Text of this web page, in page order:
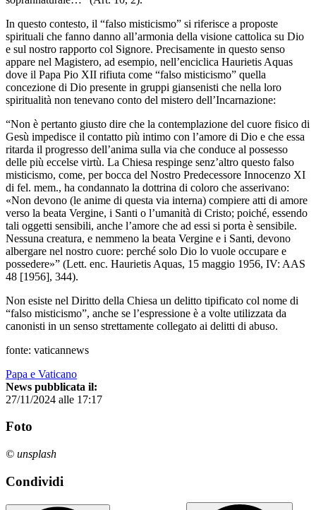
In questo contesto, il “falso misticismo” si riferisce a proposte
spirituali che fanno danno all’armonia della visione cattolica su Dio
e sul nostro rapporto col Signore. Precisamente in questo senso
appare nel Magistero, ad esempio, nell’enciclica Haurietis Aquas
dove il Papa Pio XII rifiuta come “falso misticismo” quella
concezione di Dio presente in gruppi giansenisti che nella loro
spiritualità non tenevano conto del mistero dell’Incarnazione:
“Non è pertanto giusto dire che la contemplazione del cuore fisico di
Gesù impedisce il contatto più intimo con l’amore di Dio e che essa
ritarda il progresso dell’anima sulla via che conduce al possesso
delle più eccelse virtù. La Chiesa respinge senz’altro questo falso
misticismo, come, per bocca del Nostro Predecessore Innocenzo XI
di fel. mem., ha condannato la dottrina di coloro che asserivano:
«Non devono (le anime di questa via interna) compiere atti di amore
verso la beata Vergine, i Santi o l’umanità di Cristo; poiché, essendo
tali oggetti sensibili, anche l’amore che ad essi si porta è sensibile.
Nessuna creatura, e nemmeno la beata Vergine e i Santi, devono
albergare nel nostro cuore: perché solo Dio lo vuole occupare e
possedere»” (Lett. enc. Haurietis Aquas, 15 maggio 1956, IV: AAS
48 [1956], 344).
Non esiste nel Diritto della Chiesa un delitto tipificato col nome di
“falso misticismo”, anche se l’espressione è a volte utilizzata da
canonisti in un senso strettamente collegato ai delitti di abuso.
fonte: vaticannews
Papa e Vaticano
News pubblicata il:
27/11/2024 alle 17:17
Foto
© unsplash
Condividi